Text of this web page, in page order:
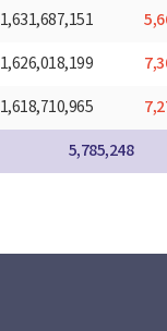
1,631,687,151
1,626,018,199
1,618,710,965
5,785,248